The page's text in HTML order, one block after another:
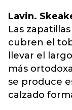
Lavin.
Las
cubren el
llevar el
más
se produce
calzado